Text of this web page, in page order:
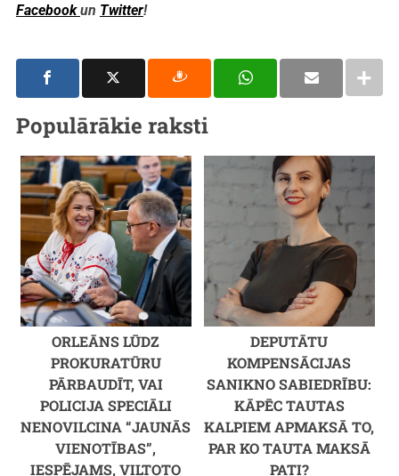
Facebookun Twitter!
Populārākie raksti
ORLEĀNS LŪDZ
PROKURATŪRU
PĀRBAUDĪT, VAI
POLICIJA SPECIĀLI
NENOVILCINA “JAUNĀS
VIENOTĪBAS”,
IESPĒJAMS, VILTOTO
DEPUTĀTU
KOMPENSĀCIJAS
SANIKNO SABIEDRĪBU:
KĀPĒC TAUTAS
KALPIEM APMAKSĀ TO,
PAR KO TAUTA MAKSĀ
PATI?